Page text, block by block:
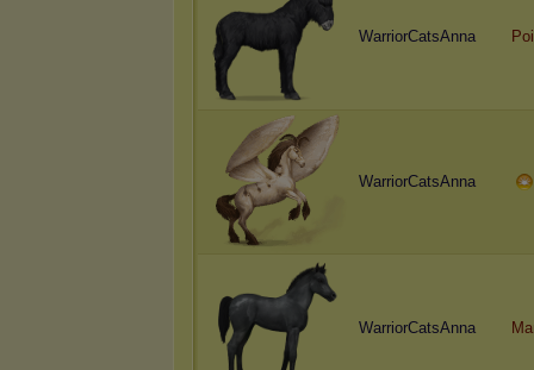
WarriorCatsAnna
WarriorCatsAnna
WarriorCatsAnna